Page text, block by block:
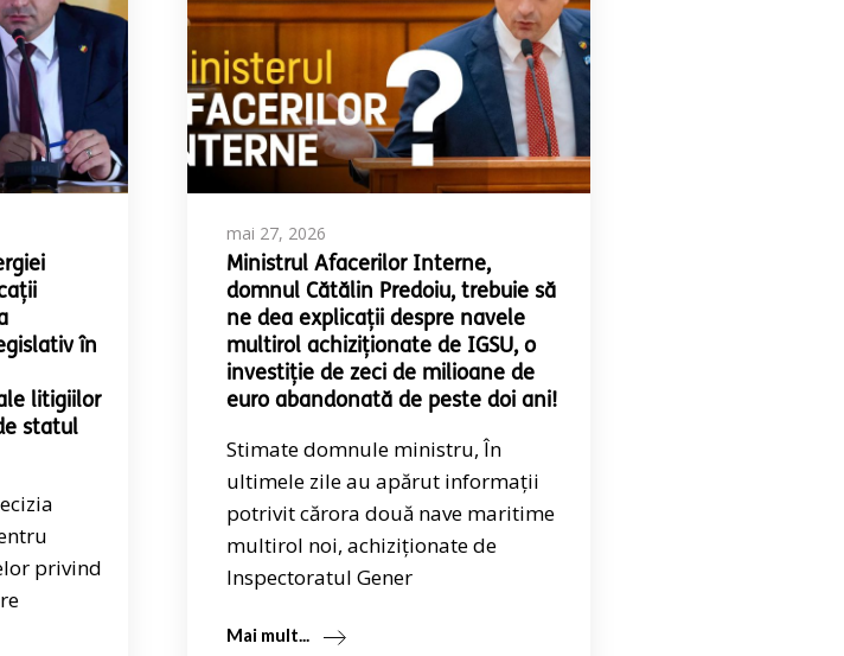
în
litigiilor
statul
privind
mai 27, 2026
Ministrul Afacerilor Interne,
domnul Cătălin Predoiu, trebuie să
ne dea explicații despre navele
multirol achiziționate de IGSU, o
investiție de zeci de milioane de
euro abandonată de peste doi ani!
Stimate domnule ministru, În
ultimele zile au apărut informații
potrivit cărora două nave maritime
multirol noi, achiziționate de
Inspectoratul Gener
Mai mult...